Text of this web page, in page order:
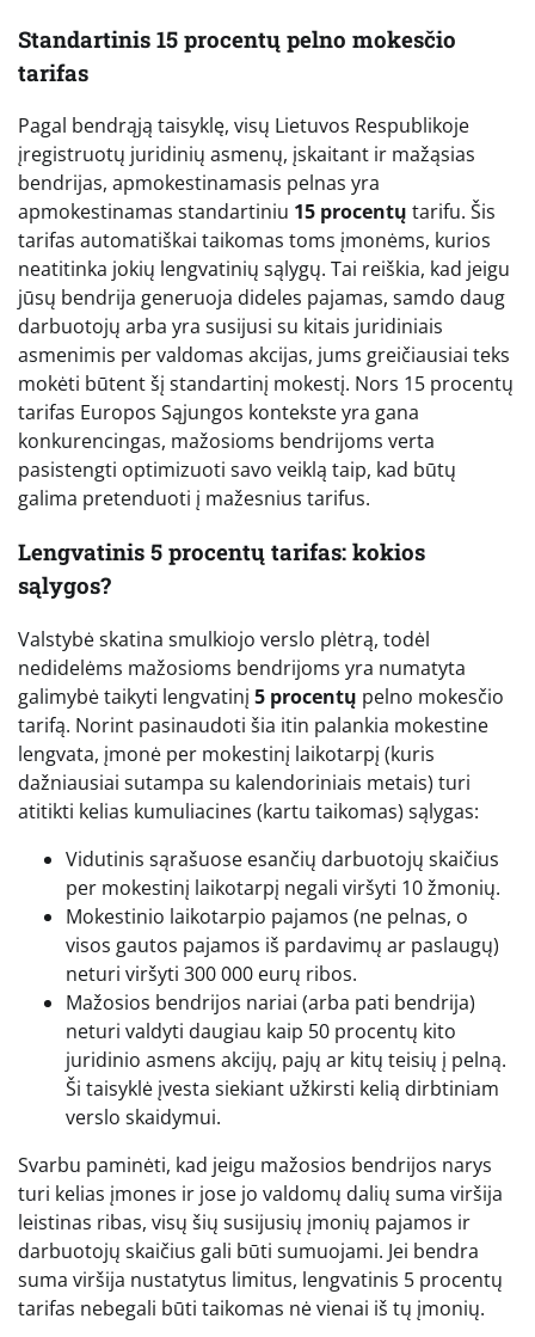
Standartinis 15 procentų pelno mokesčio
tarifas
Pagal bendrąją taisyklę, visų Lietuvos Respublikoje
įregistruotų juridinių asmenų, įskaitant ir mažąsias
bendrijas, apmokestinamasis pelnas yra
apmokestinamas standartiniu 15 procentų tarifu. Šis
tarifas automatiškai taikomas toms įmonėms, kurios
neatitinka jokių lengvatinių sąlygų. Tai reiškia, kad jeigu
jūsų bendrija generuoja dideles pajamas, samdo daug
darbuotojų arba yra susijusi su kitais juridiniais
asmenimis per valdomas akcijas, jums greičiausiai teks
mokėti būtent šį standartinį mokestį. Nors 15 procentų
tarifas Europos Sąjungos kontekste yra gana
konkurencingas, mažosioms bendrijoms verta
pasistengti optimizuoti savo veiklą taip, kad būtų
galima pretenduoti į mažesnius tarifus.
Lengvatinis 5 procentų tarifas: kokios
sąlygos?
Valstybė skatina smulkiojo verslo plėtrą, todėl
nedidelėms mažosioms bendrijoms yra numatyta
galimybė taikyti lengvatinį 5 procentų pelno mokesčio
tarifą. Norint pasinaudoti šia itin palankia mokestine
lengvata, įmonė per mokestinį laikotarpį (kuris
dažniausiai sutampa su kalendoriniais metais) turi
atitikti kelias kumuliacines (kartu taikomas) sąlygas:
Vidutinis sąrašuose esančių darbuotojų skaičius
per mokestinį laikotarpį negali viršyti 10 žmonių.
Mokestinio laikotarpio pajamos (ne pelnas, o
visos gautos pajamos iš pardavimų ar paslaugų)
neturi viršyti 300 000 eurų ribos.
Mažosios bendrijos nariai (arba pati bendrija)
neturi valdyti daugiau kaip 50 procentų kito
juridinio asmens akcijų, pajų ar kitų teisių į pelną.
Ši taisyklė įvesta siekiant užkirsti kelią dirbtiniam
verslo skaidymui.
Svarbu paminėti, kad jeigu mažosios bendrijos narys
turi kelias įmones ir jose jo valdomų dalių suma viršija
leistinas ribas, visų šių susijusių įmonių pajamos ir
darbuotojų skaičius gali būti sumuojami. Jei bendra
suma viršija nustatytus limitus, lengvatinis 5 procentų
tarifas nebegali būti taikomas nė vienai iš tų įmonių.